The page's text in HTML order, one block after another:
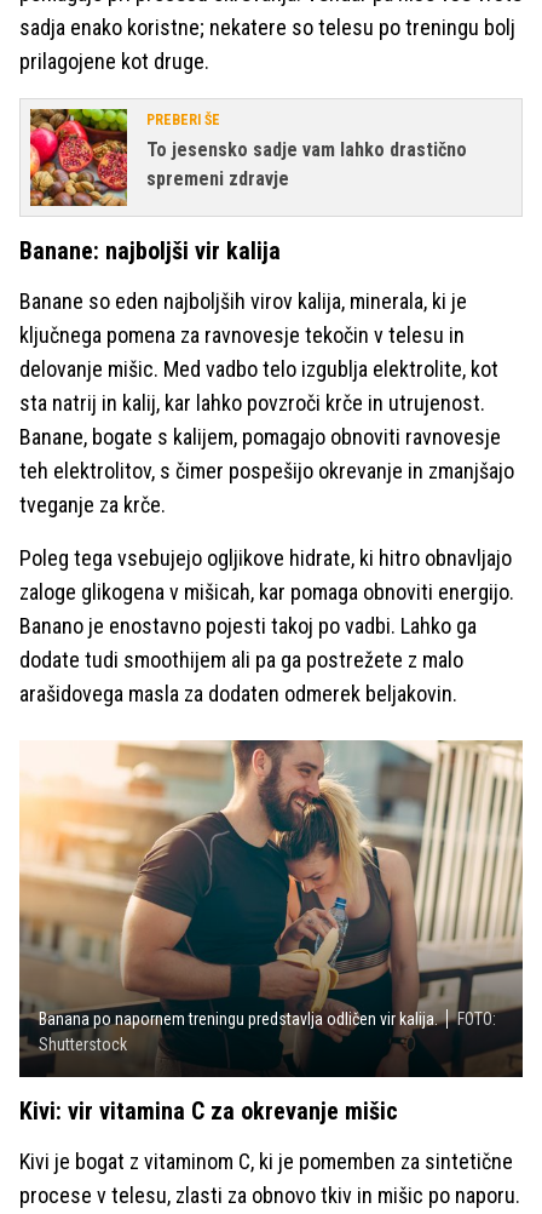
sadja enako koristne; nekatere so telesu po treningu bolj
prilagojene kot druge.
PREBERI ŠE
To jesensko sadje vam lahko drastično
spremeni zdravje
Banane: najboljši vir kalija
Banane so eden najboljših virov kalija, minerala, ki je
ključnega pomena za ravnovesje tekočin v telesu in
delovanje mišic. Med vadbo telo izgublja elektrolite, kot
sta natrij in kalij, kar lahko povzroči krče in utrujenost.
Banane, bogate s kalijem, pomagajo obnoviti ravnovesje
teh elektrolitov, s čimer pospešijo okrevanje in zmanjšajo
tveganje za krče.
Poleg tega vsebujejo ogljikove hidrate, ki hitro obnavljajo
zaloge glikogena v mišicah, kar pomaga obnoviti energijo.
Banano je enostavno pojesti takoj po vadbi. Lahko ga
dodate tudi smoothijem ali pa ga postrežete z malo
arašidovega masla za dodaten odmerek beljakovin.
Banana po napornem treningu predstavlja odličen vir kalija.
FOTO:
Shutterstock
Kivi: vir vitamina C za okrevanje mišic
Kivi je bogat z vitaminom C, ki je pomemben za sintetične
procese v telesu, zlasti za obnovo tkiv in mišic po naporu.